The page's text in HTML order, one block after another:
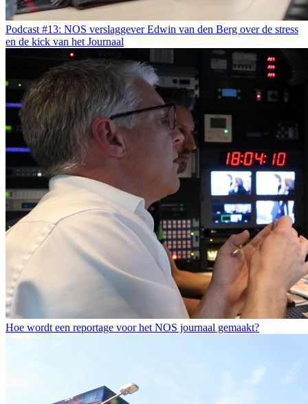
Podcast #13: NOS verslaggever Edwin van den Berg over de stress
en de kick van het Journaal
Hoe wordt een reportage voor het NOS journaal gemaakt?